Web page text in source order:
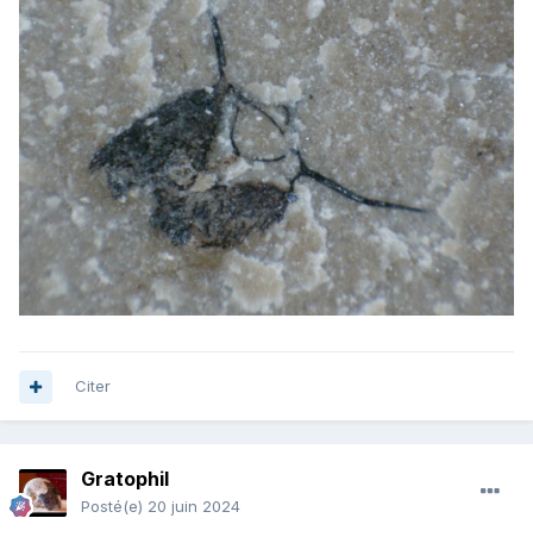
Citer
Gratophil
Posté(e) 20 juin 2024